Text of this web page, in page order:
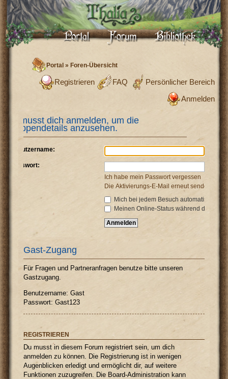
Portal »Foren-Übersicht
Persönlicher Bereich
FAQ
Registrieren
Anmelden
Du musst dich anmelden, um die
Gruppendetails anzusehen.
Benutzername:
Passwort:
Ich habe mein Passwort vergessen
Die Aktivierungs-E-Mail erneut senden
Mich bei jedem Besuch automatisch
Meinen Online-Status während dieser
Gast-Zugang
Für Fragen und Partneranfragen benutze bitte unseren
Gastzugang.
Benutzername: Gast
Passwort: Gast123
REGISTRIEREN
Du musst in diesem Forum registriert sein, um dich
anmelden zu können. Die Registrierung ist in wenigen
Augenblicken erledigt und ermöglicht dir, auf weitere
Funktionen zuzugreifen. Die Board-Administration kann